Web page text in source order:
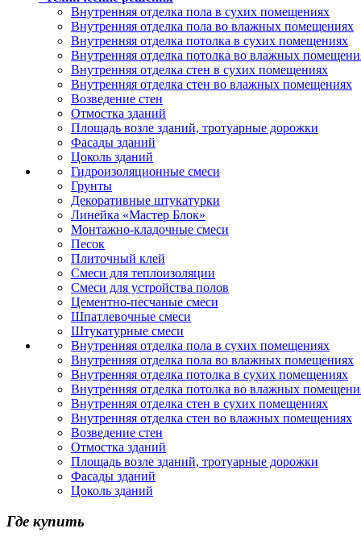
Внутренняя отделка пола в сухих помещениях
Внутренняя отделка пола во влажных помещениях
Внутренняя отделка потолка в сухих помещениях
Внутренняя отделка потолка во влажных
Внутренняя отделка стен в сухих помещениях
Внутренняя отделка стен во влажных помещениях
Возведение стен
Отмостка зданий
Площадь возле зданий, тротуарные дорожки
Фасады зданий
Цоколь зданий
Гидроизоляционные смеси
Грунты
Декоративные штукатурки
Линейка «Мастер Блок»
Монтажно-кладочные смеси
Песок
Плиточный клей
Смеси для теплоизоляции
Смеси для устройства полов
Цементно-песчаные смеси
Шпатлевочные смеси
Штукатурные смеси
Внутренняя отделка пола в сухих помещениях
Внутренняя отделка пола во влажных помещениях
Внутренняя отделка потолка в сухих помещениях
Внутренняя отделка потолка во влажных
Внутренняя отделка стен в сухих помещениях
Внутренняя отделка стен во влажных помещениях
Возведение стен
Отмостка зданий
Площадь возле зданий, тротуарные дорожки
Фасады зданий
Цоколь зданий
Где купить